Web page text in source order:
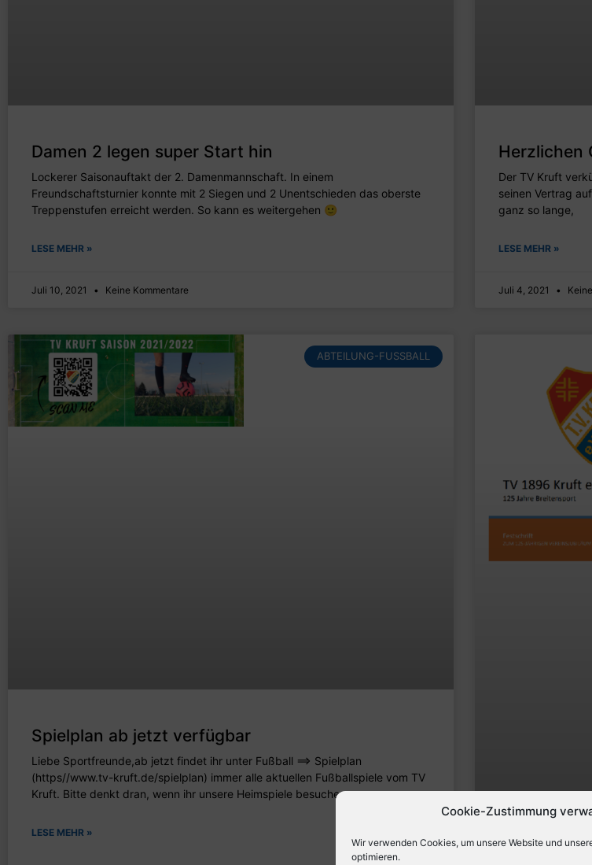
Cookie-Zustimmung
Wir verwenden Cookies, um unsere Website und
optimieren.
Damen 2 legen super Start hin
Lockerer Saisonauftakt der 2. Damenmannschaft. In einem
Freundschaftsturnier konnte mit 2 Siegen und 2 Unentschieden das oberste
Treppenstufen erreicht werden. So kann es weitergehen 🙂
LESE MEHR »
Juli 10, 2021 Keine Kommentare
Herzlichen
Der TV Kruft
seinen Vertrag
ganz so lange,
LESE MEHR »
Juli 4, 2021
ABTEILUNG-FUSSBALL
Spielplan ab jetzt verfügbar
Liebe Sportfreunde,ab jetzt findet ihr unter Fußball ==> Spielplan
(https//www.tv-kruft.de/spielplan) immer alle aktuellen Fußballspiele vom TV
Kruft. Bitte denkt dran, wenn ihr unsere Heimspiele besuchen
LESE MEHR »